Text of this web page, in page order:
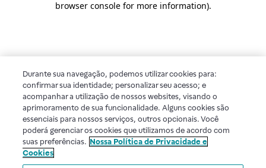
browser console for more information).
Durante sua navegação, podemos utilizar cookies para:
confirmar sua identidade; personalizar seu acesso; e
acompanhar a utilização de nossos websites, visando o
aprimoramento de sua funcionalidade. Alguns cookies são
essenciais para nossos serviços, outros opcionais. Você
poderá gerenciar os cookies que utilizamos de acordo com
suas preferências. Nossa Política de Privacidade e
Cookies